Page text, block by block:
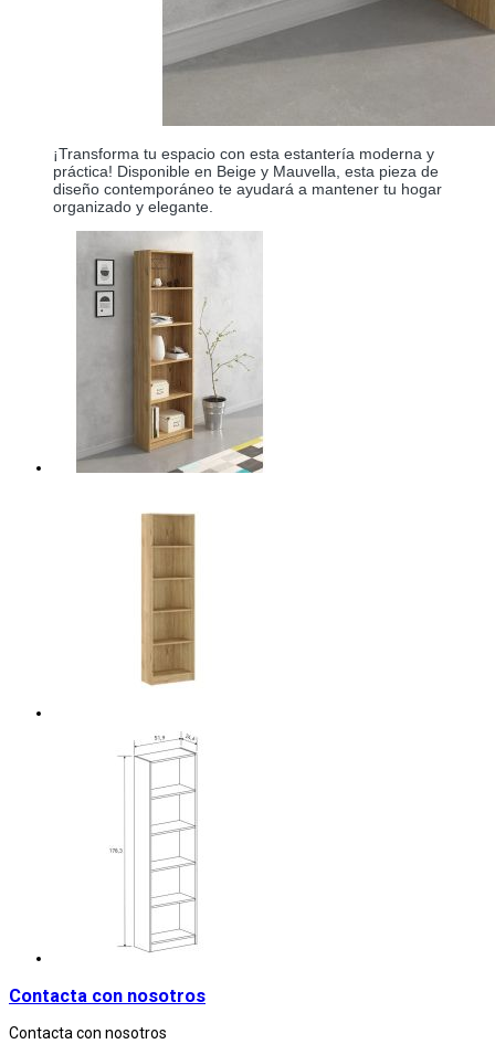
¡Transforma tu espacio con esta estantería moderna y
práctica! Disponible en Beige y Mauvella, esta pieza de
diseño contemporáneo te ayudará a mantener tu hogar
organizado y elegante.
Contacta con nosotros
Contacta con nosotros